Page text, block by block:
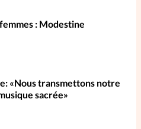
: Modestine
«Nous transmettons notre
sacrée»